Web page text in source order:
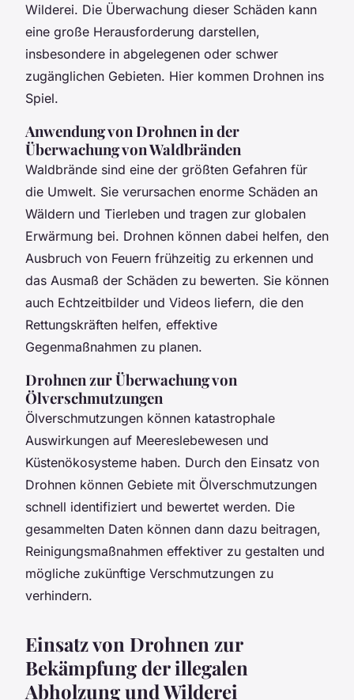
Wilderei. Die Überwachung dieser Schäden kann
eine große Herausforderung darstellen,
insbesondere in abgelegenen oder schwer
zugänglichen Gebieten. Hier kommen Drohnen ins
Spiel.
Anwendung von Drohnen in der
Überwachung von Waldbränden
Waldbrände sind eine der größten Gefahren für
die Umwelt. Sie verursachen enorme Schäden an
Wäldern und Tierleben und tragen zur globalen
Erwärmung bei. Drohnen können dabei helfen, den
Ausbruch von Feuern frühzeitig zu erkennen und
das Ausmaß der Schäden zu bewerten. Sie können
auch Echtzeitbilder und Videos liefern, die den
Rettungskräften helfen, effektive
Gegenmaßnahmen zu planen.
Drohnen zur Überwachung von
Ölverschmutzungen
Ölverschmutzungen können katastrophale
Auswirkungen auf Meereslebewesen und
Küstenökosysteme haben. Durch den Einsatz von
Drohnen können Gebiete mit Ölverschmutzungen
schnell identifiziert und bewertet werden. Die
gesammelten Daten können dann dazu beitragen,
Reinigungsmaßnahmen effektiver zu gestalten und
mögliche zukünftige Verschmutzungen zu
verhindern.
Einsatz von Drohnen zur
Bekämpfung der illegalen
Abholzung und Wilderei